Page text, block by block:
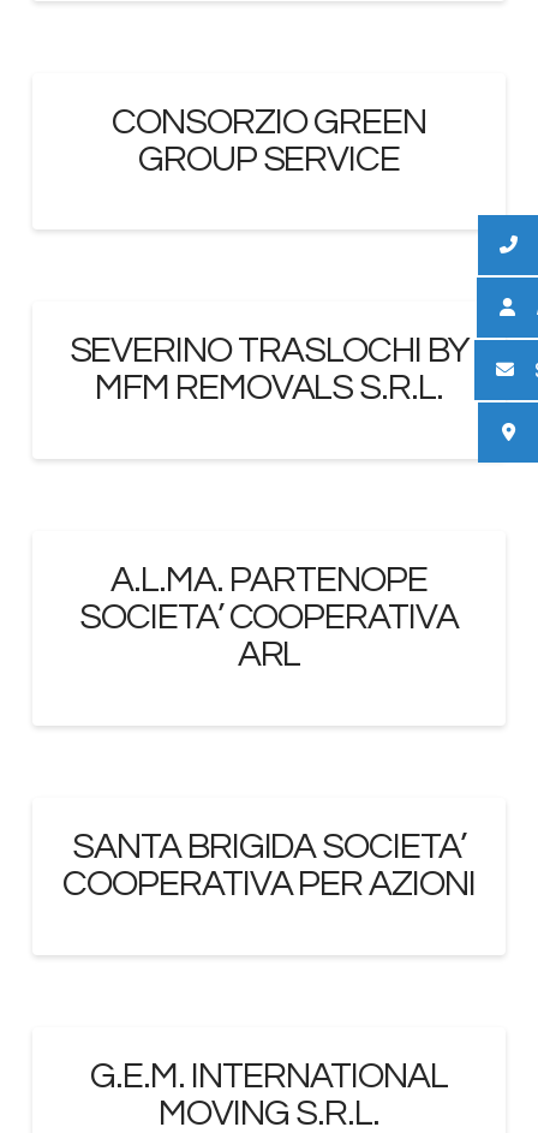
CONSORZIO GREEN
GROUP SERVICE
SEVERINO TRASLOCHI BY
MFM REMOVALS S.R.L.
A.L.MA. PARTENOPE
SOCIETA’ COOPERATIVA
ARL
SANTA BRIGIDA SOCIETA’
COOPERATIVA PER AZIONI
G.E.M. INTERNATIONAL
MOVING S.R.L.